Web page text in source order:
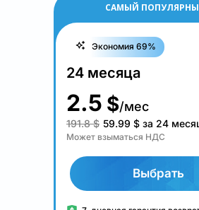
САМЫЙ
Экономия 69%
24 месяца
2.5 $/мес
191.8 $ 59.99 $ за 24
Может взыматься НДС
Выбрать